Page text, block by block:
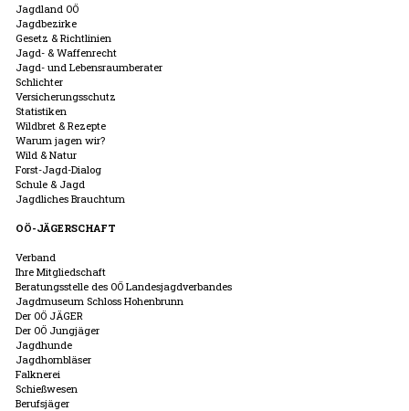
Jagdland OÖ
Jagdbezirke
Gesetz & Richtlinien
Jagd- & Waffenrecht
Jagd- und Lebensraumberater
Schlichter
Versicherungsschutz
Statistiken
Wildbret & Rezepte
Warum jagen wir?
Wild & Natur
Forst-Jagd-Dialog
Schule & Jagd
Jagdliches Brauchtum
OÖ-JÄGERSCHAFT
Verband
Ihre Mitgliedschaft
Beratungsstelle des OÖ Landesjagdverbandes
Jagdmuseum Schloss Hohenbrunn
Der OÖ JÄGER
Der OÖ Jungjäger
Jagdhunde
Jagdhornbläser
Falknerei
Schießwesen
Berufsjäger